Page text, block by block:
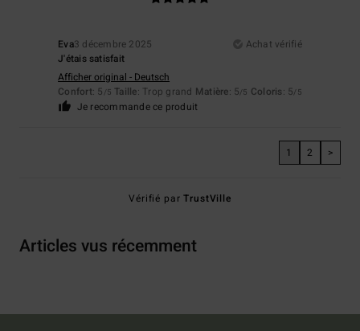
Eva3 décembre 2025
Achat vérifié
J'étais satisfait
Afficher original - Deutsch
Confort: 5 /5 Taille: Trop grand Matière: 5/5 Coloris: 5/5
Je recommande ce produit
1 2 >
Vérifié parTrustVille
Articles vus récemment